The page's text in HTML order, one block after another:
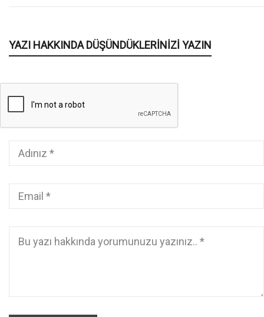
YAZI HAKKINDA DÜŞÜNDÜKLERINIZI YAZIN